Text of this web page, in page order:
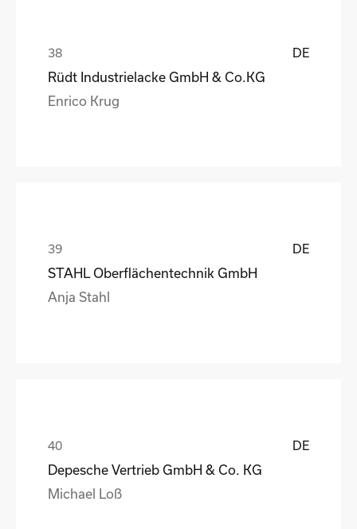
DE
Rüdt Industrielacke GmbH & Co.KG
Enrico Krug
DE
STAHL Oberflächentechnik GmbH
Anja Stahl
DE
Depesche Vertrieb GmbH & Co. KG
Michael Loß